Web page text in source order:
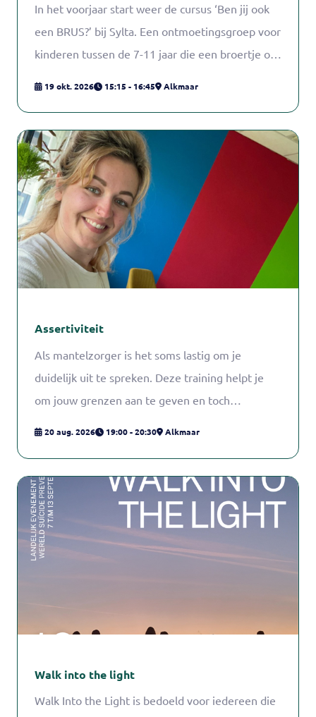
In het voorjaar start weer de cursus ‘Ben jij ook
een BRUS?’ bij Sylta. Een ontmoetingsgroep voor
kinderen tussen de 7-11 jaar die een broertje of
19 okt. 2026 15:15 - 16:45 Alkmaar
Assertiviteit
Als mantelzorger is het soms lastig om je
duidelijk uit te spreken. Deze training helpt je
om jouw grenzen aan te geven en toch
20 aug. 2026 19:00 - 20:30 Alkmaar
Walk into the light
Walk Into the Light is bedoeld voor iedereen die